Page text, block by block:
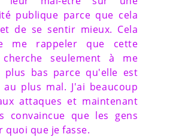
publique parce que cela
de se sentir mieux. Cela
me rappeler que cette
cherche seulement à me
plus bas parce qu'elle est
au plus mal. J'ai beaucoup
attaques et maintenant
convaincue que les gens
quoi que je fasse.